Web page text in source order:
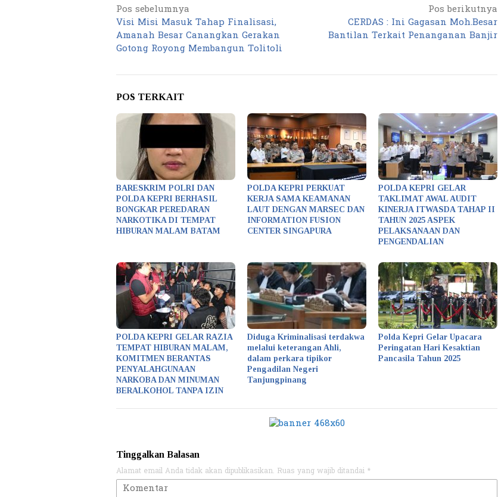
Navigasi
pos
Pos sebelumnya
Visi Misi Masuk Tahap Finalisasi,
Amanah Besar Canangkan Gerakan
Gotong Royong Membangun Tolitoli
Pos berikutnya
CERDAS : Ini Gagasan Moh.Besar
Bantilan Terkait Penanganan Banjir
POS TERKAIT
BARESKRIM POLRI DAN
POLDA KEPRI BERHASIL
BONGKAR PEREDARAN
NARKOTIKA DI TEMPAT
HIBURAN MALAM BATAM
POLDA KEPRI PERKUAT
KERJA SAMA KEAMANAN
LAUT DENGAN MARSEC DAN
INFORMATION FUSION
CENTER SINGAPURA
POLDA KEPRI GELAR
TAKLIMAT AWAL AUDIT
KINERJA ITWASDA TAHAP II
TAHUN 2025 ASPEK
PELAKSANAAN DAN
PENGENDALIAN
POLDA KEPRI GELAR RAZIA
TEMPAT HIBURAN MALAM,
KOMITMEN BERANTAS
PENYALAHGUNAAN
NARKOBA DAN MINUMAN
BERALKOHOL TANPA IZIN
Diduga Kriminalisasi terdakwa
melalui keterangan Ahli,
dalam perkara tipikor
Pengadilan Negeri
Tanjungpinang
Polda Kepri Gelar Upacara
Peringatan Hari Kesaktian
Pancasila Tahun 2025
Tinggalkan Balasan
Alamat email Anda tidak akan dipublikasikan. Ruas yang wajib ditandai *